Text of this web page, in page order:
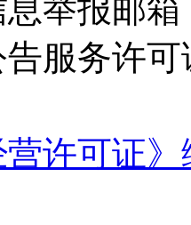
举报邮箱
务许可
营许可证